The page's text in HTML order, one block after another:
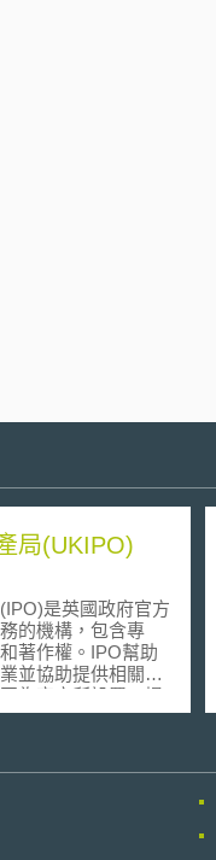
局(UKIPO)
是英國政府官方
的機構，包含專
著作權。IPO幫助
並協助提供相關創
為官方所設置，提
聞與法規之修正。